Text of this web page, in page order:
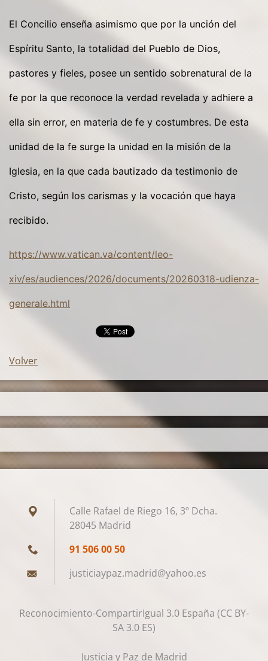
El Concilio enseña asimismo que por la unción del
Espíritu Santo, la totalidad del Pueblo de Dios,
pastores y fieles, posee un sentido sobrenatural de la
fe por la que reconoce la verdad revelada y adhiere a
ella sin error, en materia de fe y costumbres. De esta
unidad de la fe surge la unidad en la misión de la
Iglesia, en la que cada bautizado da testimonio de
Cristo, según los carismas y la vocación que haya
recibido.
https://www.vatican.va/content/leo-
xiv/es/audiences/2026/documents/20260318-udienza-
generale.html
Volver
Calle Rafael de Riego 16, 3º Dcha.
28045 Madrid
91 506 00 50
justiciaypaz.madrid@yahoo.es
Reconocimiento-CompartirIgual 3.0 España (CC BY-
SA 3.0 ES)
Justicia y Paz de Madrid